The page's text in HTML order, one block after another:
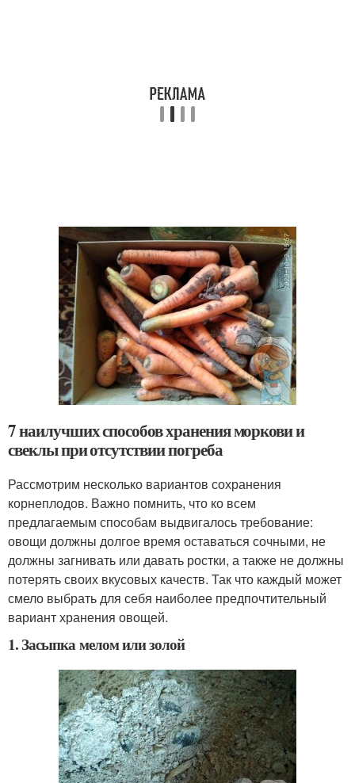
7 наилучших способов хранения моркови и
свеклы при отсутствии погреба
Рассмотрим несколько вариантов сохранения
корнеплодов. Важно помнить, что ко всем
предлагаемым способам выдвигалось требование:
овощи должны долгое время оставаться сочными, не
должны загнивать или давать ростки, а также не должны
потерять своих вкусовых качеств. Так что каждый может
смело выбрать для себя наиболее предпочтительный
вариант хранения овощей.
1. Засыпка мелом или золой